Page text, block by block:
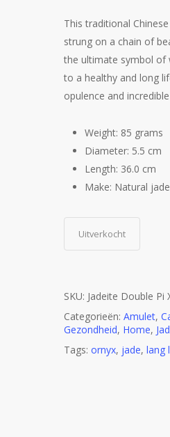
This traditional
strung on a chain of
the ultimate symbol of
to a healthy and long
opulence and
Weight: 85 grams
Diameter: 5.5 cm
Length: 36.0 cm
Make: Natural
Uitverkocht
SKU: Jadeite Double Pi
Categorieën: Amulet,
Gezondheid, Home,
Tags: ornyx, jade, lang